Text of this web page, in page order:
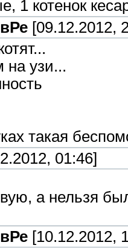
1 котенок
[09.12.2012,
на узи...
такая
01:46]
а нельзя
[10.12.2012,